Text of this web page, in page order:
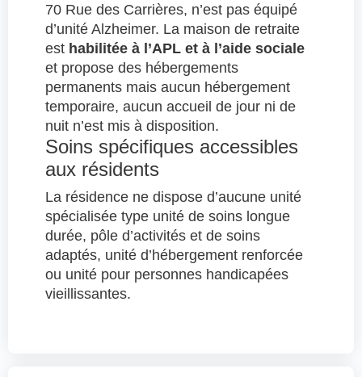
70 Rue des Carrières, n’est pas équipé
d’unité Alzheimer. La maison de retraite
est habilitée à l’APL et à l’aide sociale
et propose des hébergements
permanents mais aucun hébergement
temporaire, aucun accueil de jour ni de
nuit n’est mis à disposition.
Soins spécifiques accessibles
aux résidents
La résidence ne dispose d’aucune unité
spécialisée type unité de soins longue
durée, pôle d’activités et de soins
adaptés, unité d’hébergement renforcée
ou unité pour personnes handicapées
vieillissantes.